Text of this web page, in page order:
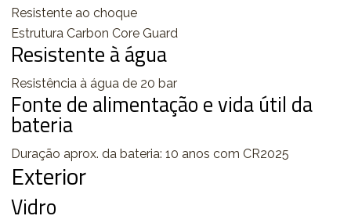
Resistente ao choque
Estrutura Carbon Core Guard
Resistente à água
Resistência à água de 20 bar
Fonte de alimentação e vida útil da
bateria
Duração aprox. da bateria: 10 anos com CR2025
Exterior
Vidro